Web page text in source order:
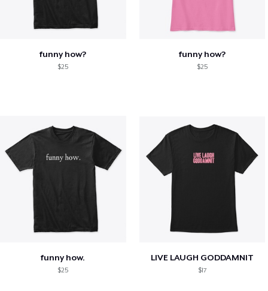
funny how?
$25
funny how?
$25
funny how.
$25
LIVE LAUGH GODDAMNIT
$17